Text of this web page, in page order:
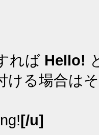
れば Hello!
ける場合は
[/u]